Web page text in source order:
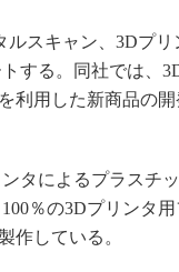
海外生産
スキャン、3Dプリ
する。同社では、
利用した新商品の
タによるプラスチ
％の3Dプリンタ用
作している。